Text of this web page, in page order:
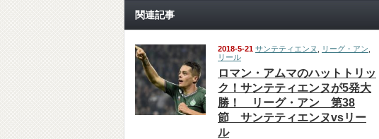
関連記事
2018-5-21 サンテティエンヌ リーグ・アン
リール
ロマン・アムマのハットトリッ
ク！サンテティエンヌが5発大
勝！ リーグ・アン 第38
節 サンテティエンヌvsリー
ル